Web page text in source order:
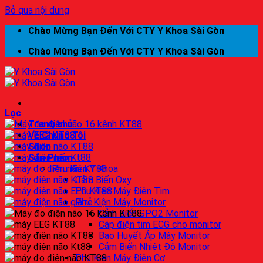
Bỏ qua nội dung
Chào Mừng Bạn Đến Với CTY Y Khoa Sài Gòn
Chào Mừng Bạn Đến Với CTY Y Khoa Sài Gòn
Trang chủ
Về Chúng Tôi
Shop
Sản Phẩm
Phụ Kiện Y Khoa
Cảm Biến Oxy
Phụ Kiện Máy Điện Tim
Phụ Kiện Máy Monitor
Cảm Biến SPO2 Monitor
Cáp điện tim ECG cho monitor
Bao Huyết Áp Máy Monitor
Cảm Biến Nhiệt Độ Monitor
Phụ Kiện Máy Điện Cơ
Lọc